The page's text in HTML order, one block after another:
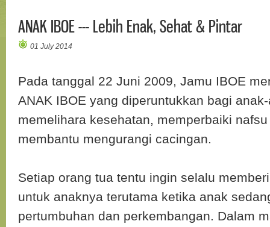
ANAK IBOE --- Lebih Enak, Sehat & Pintar
01 July 2014
Pada tanggal 22 Juni 2009, Jamu IBOE
ANAK IBOE yang diperuntukkan bagi
memelihara kesehatan, memperbaiki
membantu mengurangi cacingan.
Setiap orang tua tentu ingin selalu
untuk anaknya terutama ketika anak
pertumbuhan dan perkembangan. Dalam